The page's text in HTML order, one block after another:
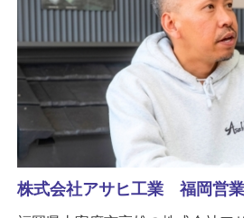
株式会社アサヒ工業 福岡営